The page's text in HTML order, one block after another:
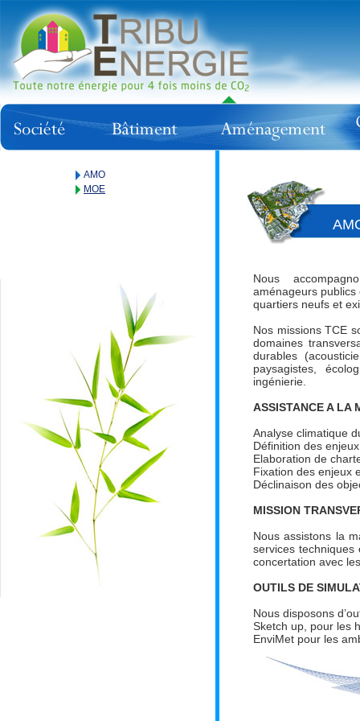
AMO
MOE
Nous
aménageurs publics
quartiers neufs et
Nos missions TCE
domaines
durables
paysagistes,
ingénierie.
ASSISTANCE A LA
Analyse climatique
Définition des
Elaboration de
Fixation des enjeux
Déclinaison des
MISSION
Nous assistons la
services
concertation avec
OUTILS DE
Nous disposons
Sketch up, pour les
EnviMet pour les